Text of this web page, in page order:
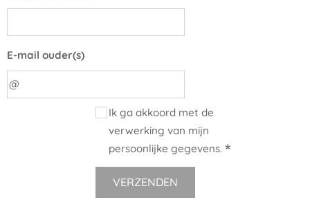
E-mail ouder(s)
Ik ga akkoord met de
verwerking van mijn
persoonlijke gegevens.
VERZENDEN